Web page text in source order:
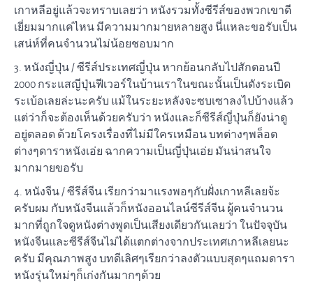
เกาหลีอยู่แล้วจะทราบเลยว่า หนังรวมทั้งซีรีส์ของพวกเขาดี
เยี่ยมมากแค่ไหน มีความมากมายหลายสูง นี่แหละขอรับเป็น
เสน่ห์ที่คนจำนวนไม่น้อยชอบมาก
3. หนังญี่ปุ่น / ซีรีส์ประเทศญี่ปุ่น หากย้อนกลับไปสักตอนปี
2000 กระแสญีปุ่นฟีเวอร์ในบ้านเราในขณะนั้นเป็นดังระเบิด
ระเบ้อเลยล่ะนะครับ แม้ในระยะหลังจะซบเซาลงไปบ้างแล้ว
แต่ว่าก็จะต้องเห็นด้วยครับว่า หนังและก็ซีรีส์ญี่ปุ่นก็ยังน่าดู
อยู่ตลอด ด้วยโครงเรื่องที่ไม่มีใครเหมือน บทต่างๆพล็อต
ต่างๆดาราหนังเอ่ย ฉากความเป็นญี่ปุ่นเอ่ย มันน่าสนใจ
มากมายขอรับ
4. หนังจีน / ซีรีส์จีน เรียกว่ามาแรงพอๆกับฝั่งเกาหลีเลยจ้ะ
ครับผม กับหนังจีนแล้วก็หนังออนไลน์ซีรีส์จีน ผู้คนจำนวน
มากที่ถูกใจดูหนังต่างพูดเป็นเสียงเดียวกันเลยว่า ในปัจจุบัน
หนังจีนและซีรีส์จีนไม่ได้แตกต่างจากประเทศเกาหลีเลยนะ
ครับ มีคุณภาพสูง บทดีเลิศๆเรียกว่าลงตัวแบบสุดๆแถมดารา
หนังรุ่นใหม่ๆก็เก่งกันมากๆด้วย